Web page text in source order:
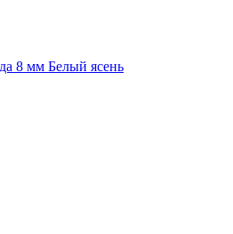
8 мм Белый ясень